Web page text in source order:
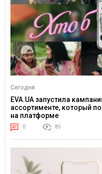
Сегодня
EVA.UA запустила
ассортименте, который
на платформе
0 85